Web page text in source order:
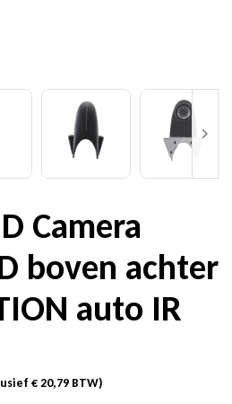
Camera
boven achter
auto IR
€20,79 BTW)